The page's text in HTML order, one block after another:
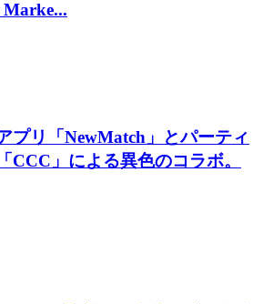
プリ「NewMatch」とパーティ
CCC」による異色のコラボ。